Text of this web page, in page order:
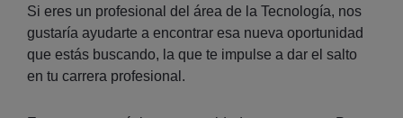
Si eres un profesional del área de la Tecnología, nos
gustaría ayudarte a encontrar esa nueva oportunidad
que estás buscando, la que te impulse a dar el salto
en tu carrera profesional.